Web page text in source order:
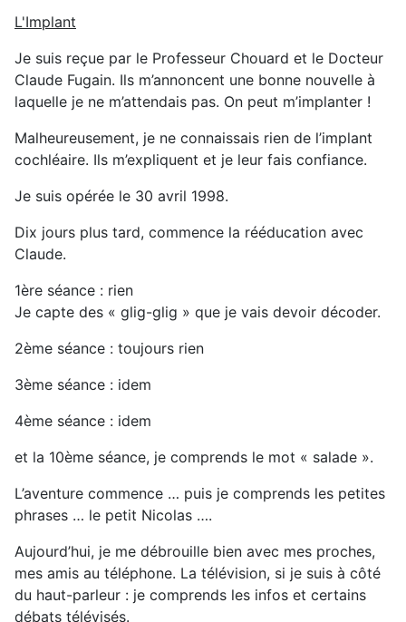
L'Implant
Je suis reçue par le Professeur Chouard et le Docteur
Claude Fugain. Ils m’annoncent une bonne nouvelle à
laquelle je ne m’attendais pas. On peut m’implanter !
Malheureusement, je ne connaissais rien de l’implant
cochléaire. Ils m’expliquent et je leur fais confiance.
Je suis opérée le 30 avril 1998.
Dix jours plus tard, commence la rééducation avec
Claude.
1ère séance : rien
Je capte des « glig-glig » que je vais devoir décoder.
2ème séance : toujours rien
3ème séance : idem
4ème séance : idem
et la 10ème séance, je comprends le mot « salade ».
L’aventure commence … puis je comprends les petites
phrases … le petit Nicolas ….
Aujourd’hui, je me débrouille bien avec mes proches,
mes amis au téléphone. La télévision, si je suis à côté
du haut-parleur : je comprends les infos et certains
débats télévisés.